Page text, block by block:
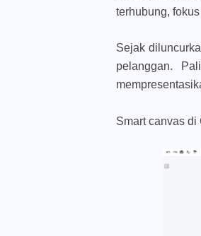
terhubung,
Sejak
pelanggan.
Smart canvas di